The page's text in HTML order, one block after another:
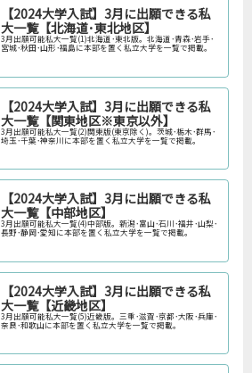
【2024大学入試】3月に出願できる私
大一覧【北海道･東北地区】
3月出願可能私大一覧(1)北海道･東北版。北海道･青森･岩手･
宮城･秋田･山形･福島に本部を置く私立大学を一覧で掲載。
【2024大学入試】3月に出願できる私
大一覧【関東地区※東京以外】
3月出願可能私大一覧(2)関東版(東京除く)。茨城･栃木･群馬･
埼玉･千葉･神奈川に本部を置く私立大学を一覧で掲載。
【2024大学入試】3月に出願できる私
大一覧【中部地区】
3月出願可能私大一覧(4)中部版。新潟･富山･石川･福井･山梨･
長野･静岡･愛知に本部を置く私立大学を一覧で掲載。
【2024大学入試】3月に出願できる私
大一覧【近畿地区】
3月出願可能私大一覧(5)近畿版。三重･滋賀･京都･大阪･兵庫･
奈良･和歌山に本部を置く私立大学を一覧で掲載。